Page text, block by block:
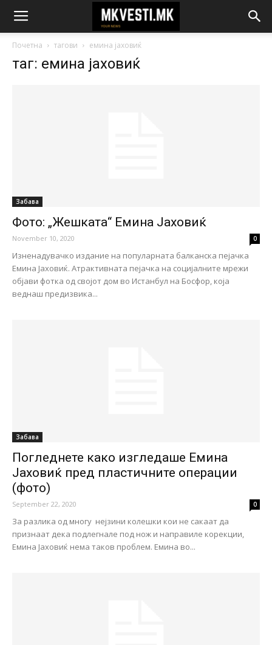
Почетна тагови емина јаховиќ
таг: емина јаховиќ
Забава
Фото: „Жешката“ Емина Јаховиќ
November 10, 2020 0
Изненадувачко издание на популарната балканска пејачка
Емина Јаховиќ. Атрактивната пејачка на социјалните мрежи
објави фотка од својот дом во Истанбул на Босфор, која
веднаш предизвика...
Забава
Погледнете како изгледаше Емина
Јаховиќ пред пластичните операции
(фото)
September 22, 2020 0
За разлика од многу нејзини колешки кои не сакаат да
признаат дека подлегнале под нож и направиле корекции,
Емина Јаховиќ нема таков проблем. Емина во...